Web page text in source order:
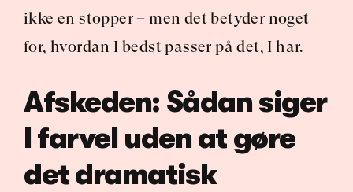
ikke en stopper – men det betyder noget
for, hvordan I bedst passer på det, I har.
Afskeden: Sådan siger
I farvel uden at gøre
det dramatisk